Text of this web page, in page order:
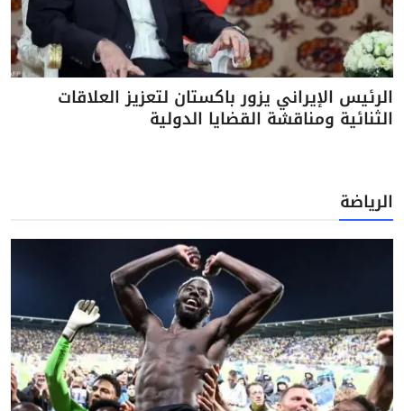
الرئيس الإيراني يزور باكستان لتعزيز العلاقات
الثنائية ومناقشة القضايا الدولية
الرياضة